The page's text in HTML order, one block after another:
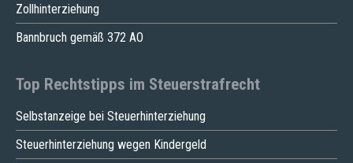
Zollhinterziehung
Bannbruch gemäß 372 AO
Top Rechtstipps im Steuerstrafrecht
Selbstanzeige bei Steuerhinterziehung
Steuerhinterziehung wegen Kindergeld